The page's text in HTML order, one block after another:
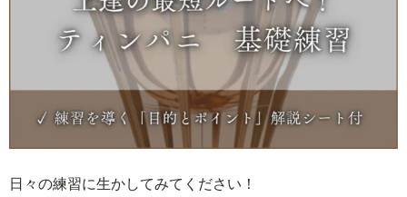
日々の練習に生かしてみてください！